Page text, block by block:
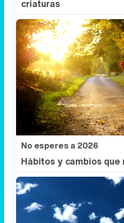
criaturas
No esperes a 2026
Hábitos y cambios